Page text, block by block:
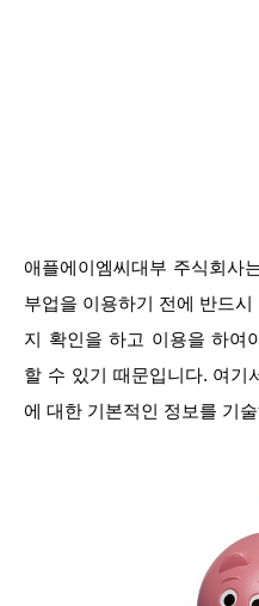
애플에이엠씨대부 주식회사
부업을 이용하기 전에 반드
지 확인을 하고 이용을 하여
할 수 있기 때문입니다. 여기
에 대한 기본적인 정보를 기